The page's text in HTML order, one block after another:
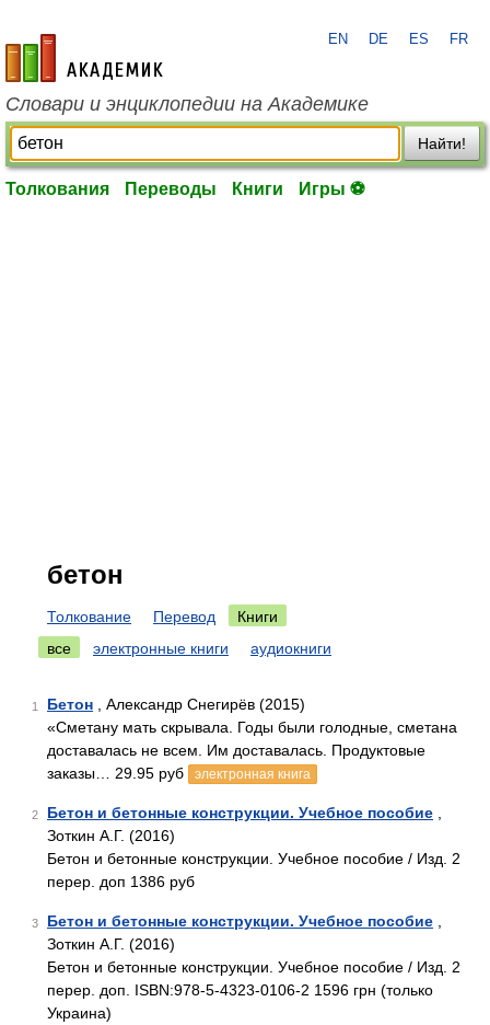
academic.ru
EN DE ES FR
Словари и энциклопедии на Академике
Найти!
Толкования Переводы Книги Игры ⚽
бетон
Толкование Перевод
Книги
все
электронные книги аудиокниги
1 Бетон , Александр Снегирёв (2015)
«Сметану мать скрывала. Годы были голодные, сметана
доставалась не всем. Им доставалась. Продуктовые
заказы… 29.95 руб
электронная книга
2 Бетон и бетонные конструкции. Учебное пособие
Зоткин А.Г. (2016)
Бетон и бетонные конструкции. Учебное пособие / Изд. 2
перер. доп 1386 руб
3 Бетон и бетонные конструкции. Учебное пособие
Зоткин А.Г. (2016)
Бетон и бетонные конструкции. Учебное пособие / Изд. 2
перер. доп. ISBN:978-5-4323-0106-2 1596 грн (только
Украина)